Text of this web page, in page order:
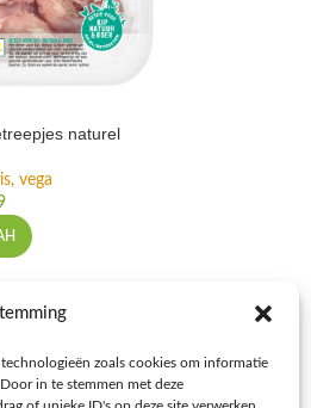
zoals cookies om informatie
in te stemmen met deze
naturel
vega